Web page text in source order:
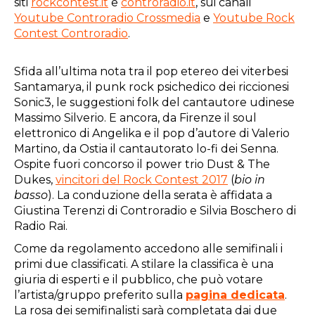
Youtube Controradio Crossmedia e Youtube Rock
Contest Controradio.
Sfida all’ultima nota tra il pop etereo dei viterbesi
Santamarya, il punk rock psichedico dei riccionesi
Sonic3, le suggestioni folk del cantautore udinese
Massimo Silverio. E ancora, da Firenze il soul
elettronico di Angelika e il pop d’autore di Valerio
Martino, da Ostia il cantautorato lo-fi dei Senna.
Ospite fuori concorso il power trio Dust & The
Dukes, vincitori del Rock Contest 2017 (bio in
basso). La conduzione della serata è affidata a
Giustina Terenzi di Controradio e Silvia Boschero di
Radio Rai.
Come da regolamento accedono alle semifinali i
primi due classificati. A stilare la classifica è una
giuria di esperti e il pubblico, che può votare
l’artista/gruppo preferito sulla pagina dedicata.
La rosa dei semifinalisti sarà completata dai due